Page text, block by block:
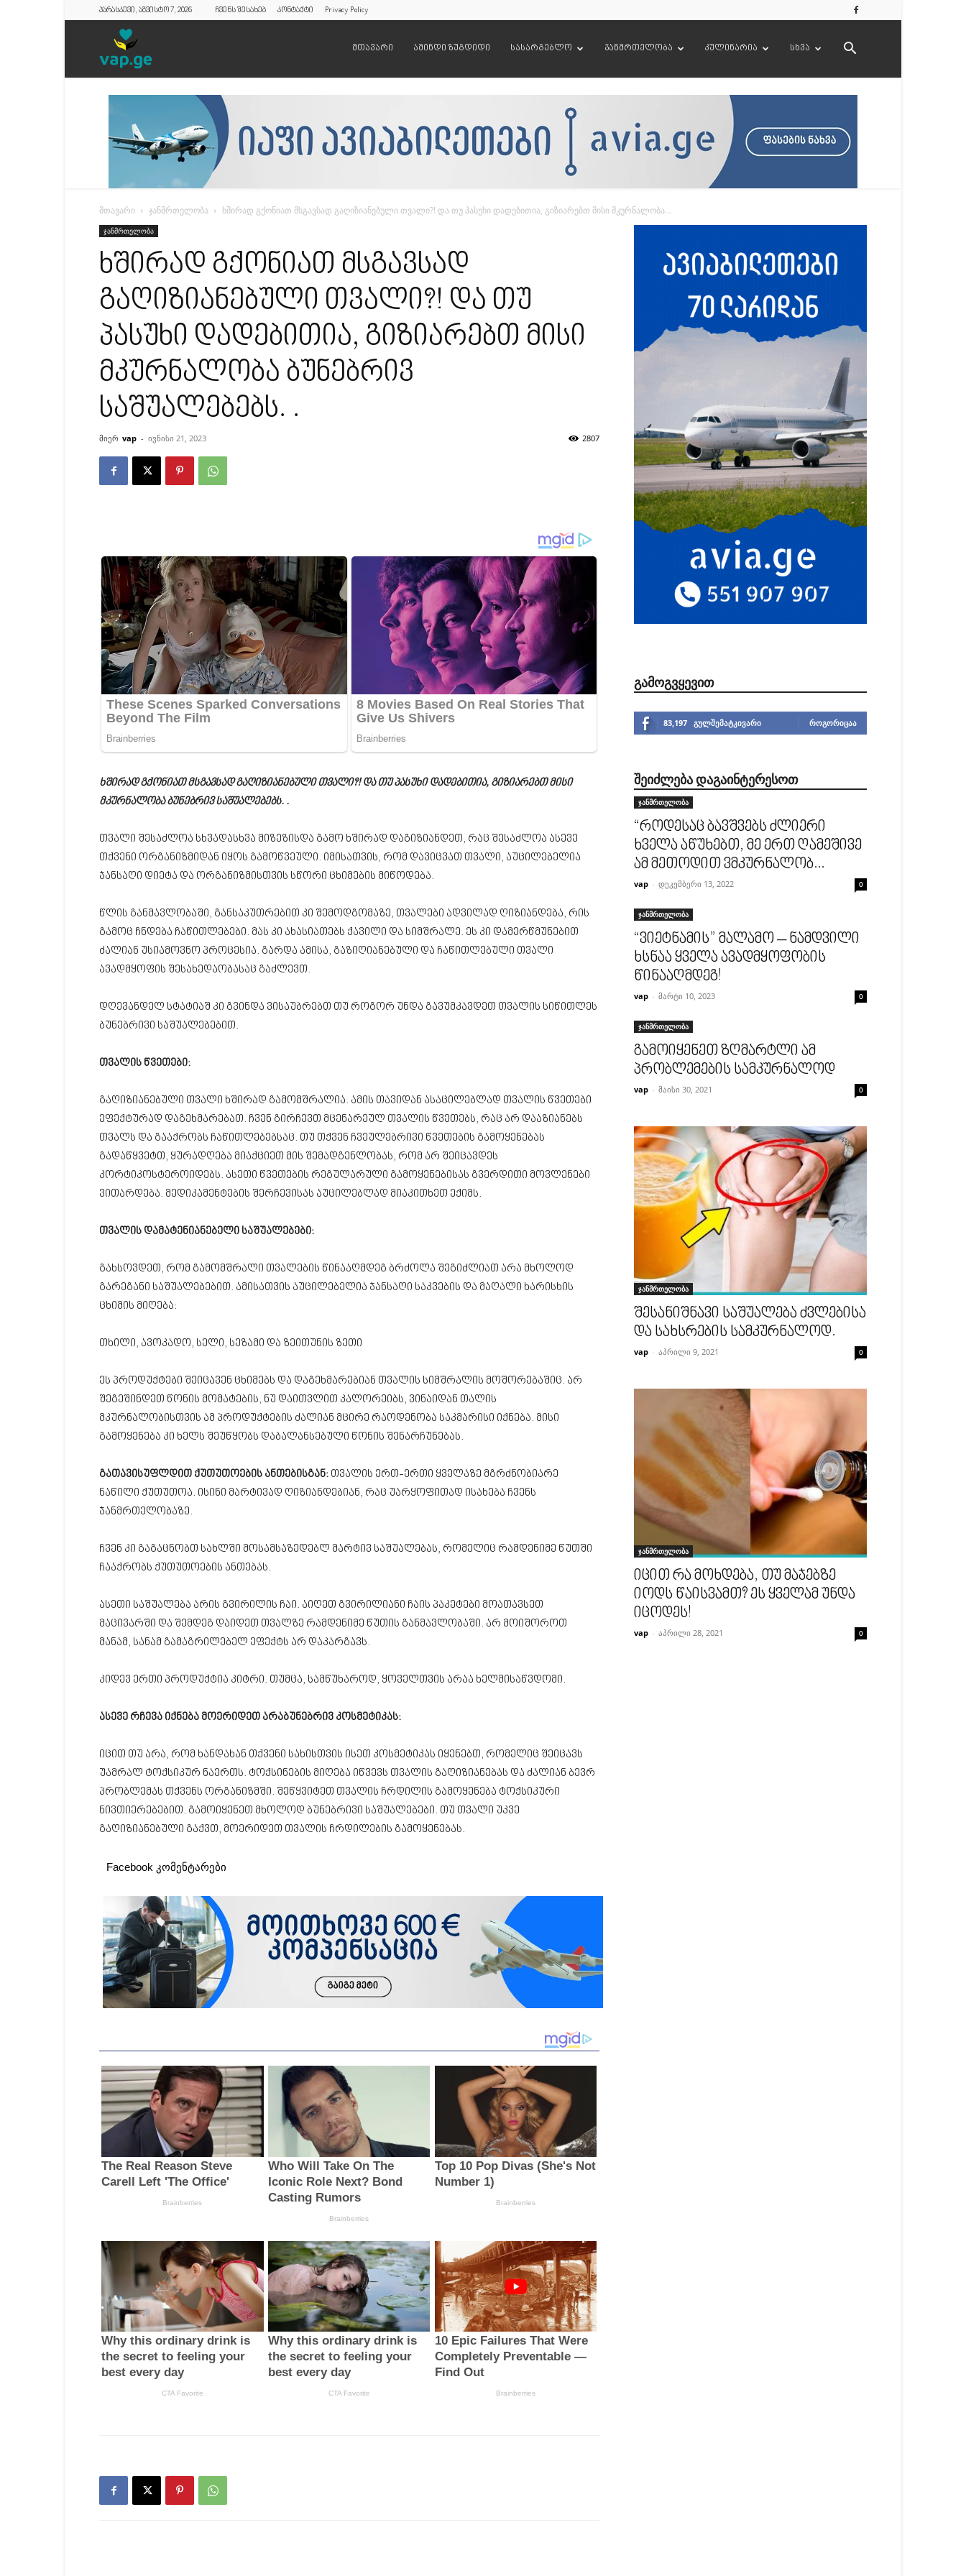
პარასკევი, აგვისტო 7, 2026 ჩვენს შესახებ კონტაქტი Privacy Policy
მთავარი ამინდი ზუგდიდი სასარგებლო ჯანმრთელობა კულინარია სხვა
მთავარი ჯანმრთელობა ხშირად გქონიათ მსგავსად გაღიზიანებული თვალი?! და თუ პასუხი დადებითია, გიზიარებთ მისი მკურნალობა...
ჯანმრთელობა
ხშირად გქონიათ მსგავსად
გაღიზიანებული თვალი?! და თუ
პასუხი დადებითია, გიზიარებთ მისი
მკურნალობა ბუნებრივ
საშუალებებს. .
მიერ vap - ივნისი 21, 2023 2807
ხშირად გქონიათ მსგავსად გაღიზიანებული თვალი?! და თუ პასუხი დადებითია, გიზიარებთ მისი
მკურნალობა ბუნებრივ საშუალებებს. .
თვალი შესაძლოა სხვადასხვა მიზეზისდა გამო ხშირად დაგიზიანდეთ, რაც შესაძლოა ასევე
თქვენი ორგანიზმიდან იყოს გამოწვეული. იმისათვის, რომ დავიცვათ თვალი, აუცილებელია
ჯანსაღი დიეტა და ორგანიზმისთვის სწორი ცხიმების მიწოდება.
წლის განმავლობაში, განსაკუთრებით კი შემოდგომაზე, თვალები ადვილად ღიზიანდება, რის
გამოც ჩნდება ჩაწითლებები. მას კი ახასიათებს ქავილი და სიმშრალე. ეს კი დამერწმუნებით
ძალიან უსიამოვნო პროცესია. გარდა ამისა, გაზიღიანებული და ჩაწითლებული თვალი
ავადმყოფის შესახედაობასაც გაძლევთ.
დღევანდელ სტატიაშ კი გვინდა ვისაუბრებთ თუ როგორ უნდა გავუმკავდეთ თვალის სიწითლეს
ბუნებრივი საშუალებებით.
თვალის წვეთები:
გაღიზიანებული თვალი ხშირად გამომშრალია. ამის თავიდან ასაცილებლად თვალის წვეთები
ეფექტურად დაგეხმარებათ. ჩვენ გირჩევთ მცენარეულ თვალის წვეთებს, რაც არ დააზიანებს
თვალს და გააქრობს ჩაწითლებებსაც. თუ თქვენ ჩვეულებრივი წვეთების გამოყენებას
გადაწყვეტთ, ყურადღება მიაქციეთ მის შემადგენლობას, რომ არ შეიცავდეს
კორტიკოსტეროიდებს. ასეთი წვეთების რეგულარული გამოყენებისას გვერდითი მოვლენები
ვითარდება. მედიკამენტების შერჩევისას აუცილებლად მიაკითხეთ ექიმს.
თვალის დამატენიანებელი საშუალებები:
გახსოვდეთ, რომ გამომშრალი თვალების წინააღმდეგ ბრძოლა შეგიძლიათ არა მხოლოდ
გარეგანი საშუალებებით. ამისათვის აუცილებელია ჯანსაღი საკვების და მაღალი ხარისხის
ცხიმის მიღება:
თხილი, ავოკადო, სელი, სეზამი და ზეითუნის ზეთი
ეს პროდუქტები შეიცავენ ცხიმებს და დაგეხმარებიან თვალის სიმშრალის მოშორებაშიც. არ
შეგეშინდეთ წონის მომატების, ნუ დაითვლით კალორეიბს, ვინაიდან თალის
მკურნალობისთვის ამ პროდუქტების ძალიან მცირე რაოდენობა საკმარისი იქნება. მისი
გამოყენება კი ხელს შეუწყობს დაბალანსებული წონის შენარჩუნებას.
გათავისუფლდით ქუთუთოების ანთებისგან: თვალის ერთ-ერთი ყველაზე მგრძნობიარე
ნაწილი ქუთუთოა. ისინი მარტივად ღიზიანდებიან, რაც უარყოფითად ისახება ჩვენს
ჯანმრთელობაზე.
ჩვენ კი გაგაცნობთ სახლში მოსამსაზედებლ მარტივ საშუალებას, რომელიც რამდენიმე წუთში
ჩააქრობს ქუთუთოების ანთებას.
ასეთი საშუალება არის გვირილის ჩაი. აიღეთ გვირილიანი ჩაის პაკეტები მოათავსეთ
მაცივარში და შემდეგ დაიდეთ თვალზე რამდენიმე წუთის განმავლობაში. არ მოიშოროთ
მანამ, სანამ გამაგრილებელ ეფექტს არ დაკარგავს.
კიდევ ერთი პროდუქტია კიტრი. თუმცა, სამწუხაროდ, ყოველთვის არაა ხელმისაწვდომი.
ასევე რჩევა იქნება მოერიდეთ არაბუნებრივ კოსმეტიკას:
იცით თუ არა, რომ ხანდახან თქვენი სახისთვის ისეთ კოსმეტიკას იყენებთ, რომელიც შეიცავს
უამრალ ტოქსიკურ ნაერთს. ტოქსინების მიღება იწვევს თვალის გაღიზიანებას და ძალიან ბევრ
პრობლემას თქვენს ორგანიზმში. შეწყვიტეთ თვალის ჩრდილის გამოყენება ტოქსიკური
ნივთიერებებით. გამოიყენეთ მხოლოდ ბუნებრივი საშუალებები. თუ თვალი უკვე
გაღიზიანებული გაქვთ, მოერიდეთ თვალის ჩრდილების გამოყენებას.
Facebook კომენტარები
ᲒᲐᲛᲝᲒᲕᲧᲔᲕᲘᲗ
83,197 გულშემატკივარი ᲠᲝᲒᲝᲠᲘᲪᲐᲐ
ᲨᲔᲘᲫᲚᲔᲑᲐ ᲓᲐᲒᲐᲘᲜᲢᲔᲠᲔᲡᲝᲗ
ჯანმრთელობა
“როდესაც ბავშვებს ძლიერი
ხველა აწუხებთ, მე ერთ ღამეშივე
ამ მეთოდით ვმკურნალობ...
vap - დეკემბერი 13, 2022 0
ჯანმრთელობა
“ვიეტნამის” მალამო – ნამდვილი
ხსნაა ყველა ავადმყოფობის
წინააღმდეგ!
vap - მარტი 10, 2023 0
ჯანმრთელობა
გამოიყენეთ ზღმარტლი ამ
პრობლემების სამკურნალოდ
vap - მაისი 30, 2021 0
ჯანმრთელობა
შესანიშნავი საშუალება ძვლებისა
და სახსრების სამკურნალოდ.
vap - აპრილი 9, 2021 0
ჯანმრთელობა
იცით რა მოხდება, თუ მაჯებზე
იოდს წაისვამთ? ეს ყველამ უნდა
იცოდეს!
vap - აპრილი 28, 2021 0